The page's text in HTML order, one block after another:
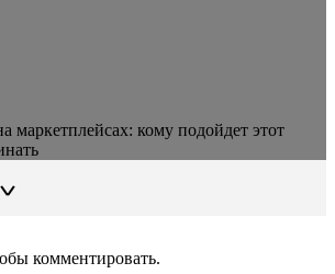
маркетплейсах: кому подойдет этот
комментировать.